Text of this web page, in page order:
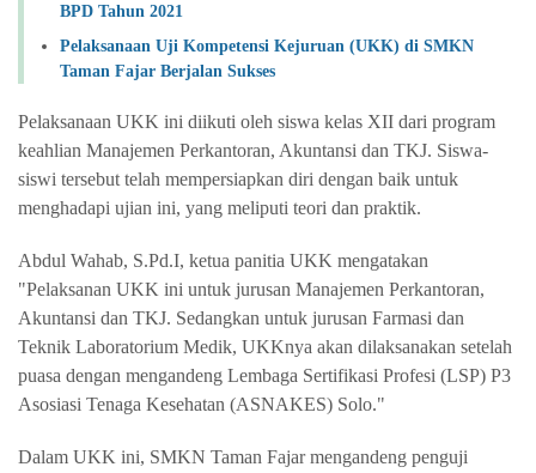
BPD Tahun 2021
Pelaksanaan Uji Kompetensi Kejuruan (UKK) di SMKN
Taman Fajar Berjalan Sukses
Pelaksanaan UKK ini diikuti oleh siswa kelas XII dari program
keahlian Manajemen Perkantoran, Akuntansi dan TKJ. Siswa-
siswi tersebut telah mempersiapkan diri dengan baik untuk
menghadapi ujian ini, yang meliputi teori dan praktik.
Abdul Wahab, S.Pd.I, ketua panitia UKK mengatakan
"Pelaksanan UKK ini untuk jurusan Manajemen Perkantoran,
Akuntansi dan TKJ. Sedangkan untuk jurusan Farmasi dan
Teknik Laboratorium Medik, UKKnya akan dilaksanakan setelah
puasa dengan mengandeng Lembaga Sertifikasi Profesi (LSP) P3
Asosiasi Tenaga Kesehatan (ASNAKES) Solo."
Dalam UKK ini, SMKN Taman Fajar mengandeng penguji